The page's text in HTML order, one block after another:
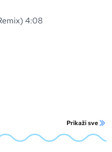
4:08
Prikaži sve